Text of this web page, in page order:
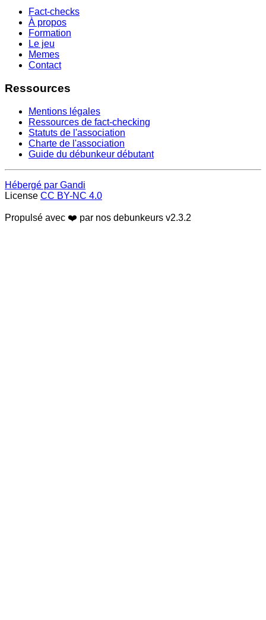
Fact-checks
À propos
Formation
Le jeu
Memes
Contact
Ressources
Mentions légales
Ressources de fact-checking
Statuts de l'association
Charte de l'association
Guide du débunkeur débutant
Hébergé par Gandi
License CC BY-NC 4.0
Propulsé avec ❤️ par nos debunkeurs v2.3.2